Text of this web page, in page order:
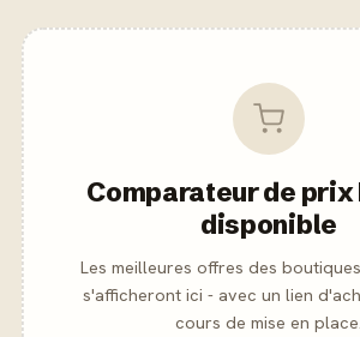
Comparateur de
disponible
Les meilleures offres des
s'afficheront ici - avec un lien
cours de mise en place.